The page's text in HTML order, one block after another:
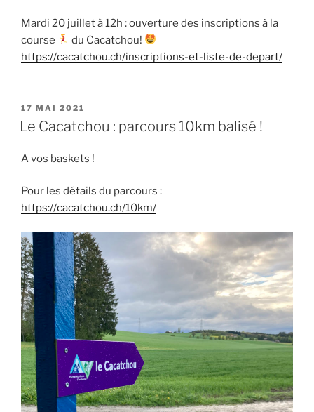
Mardi 20 juillet à 12h : ouverture des inscriptions à la
course
du Cacatchou!
https://cacatchou.ch/inscriptions-et-liste-de-depart/
PUBLIÉ
LE
17 MAI 2021
Le Cacatchou : parcours 10km balisé !
A vos baskets !
Pour les détails du parcours :
https://cacatchou.ch/10km/